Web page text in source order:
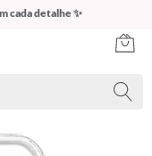
cada detalhe ✨